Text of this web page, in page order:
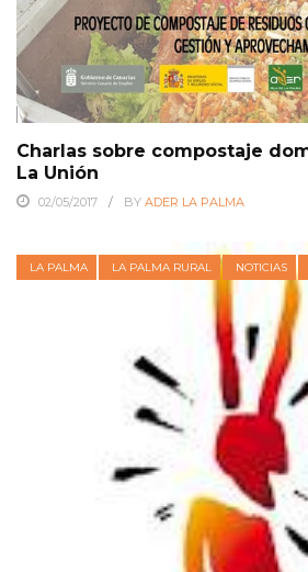
Charlas sobre compostaje
La Unión
02/05/2017 BY ADER LA PALMA
LA PALMA LA PALMA RURAL NOTICIAS